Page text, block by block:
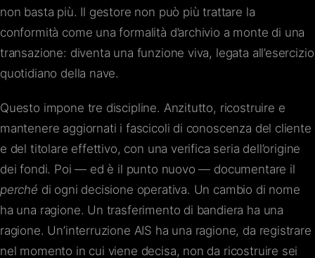
non basta più. Il gestore non può più trattare la
conformità come una formalità d’archivio a monte di una
transazione: diventa una funzione viva, legata all’esercizio
quotidiano della nave.
Questo impone tre discipline. Anzitutto, ricostruire e
mantenere aggiornati i fascicoli di conoscenza del cliente
e del titolare effettivo, con una verifica seria dell’origine
dei fondi. Poi — ed è il punto nuovo — documentare il
perché di ogni decisione operativa. Un cambio di nome
ha una ragione. Un trasferimento di bandiera ha una
ragione. Un’interruzione AIS ha una ragione, da registrare
nel momento in cui viene decisa, non da ricostruire sei